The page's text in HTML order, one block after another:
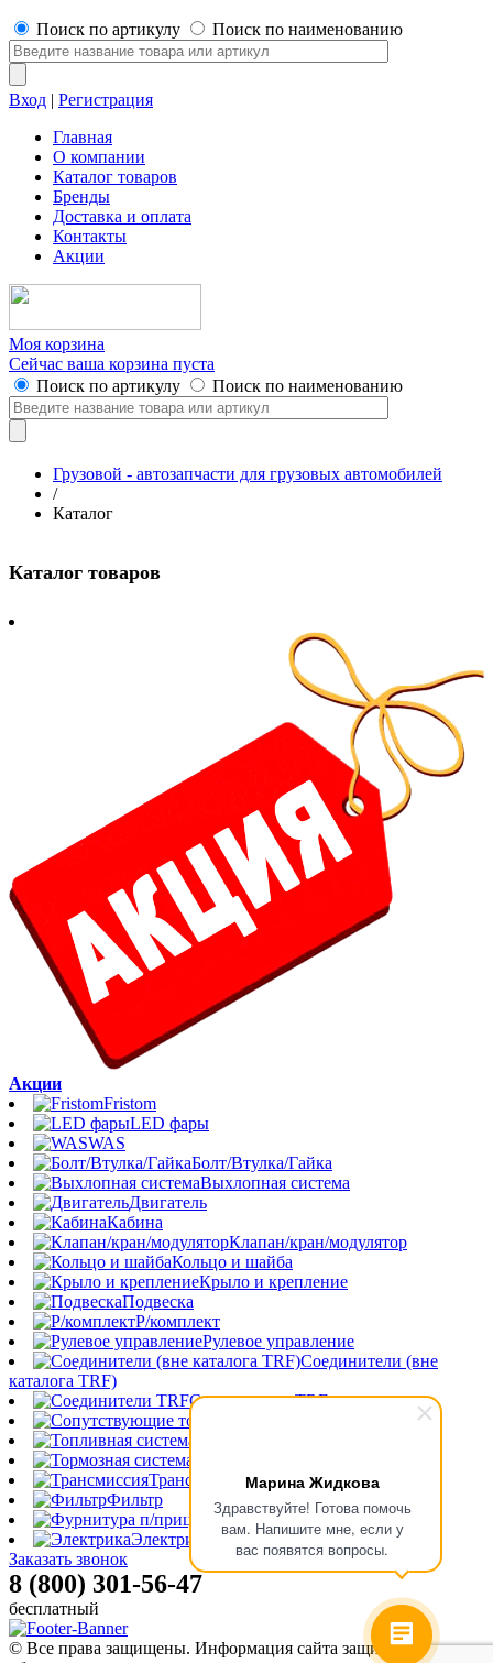
Марина Жидкова
Здравствуйте! Готова помочь
вам. Напишите мне, если у
вас появятся вопросы.
Поиск по артикулу Поиск по наименованию
Вход | Регистрация
Главная
О компании
Каталог товаров
Бренды
Доставка и оплата
Контакты
Акции
Моя корзина
Сейчас ваша корзина пуста
Поиск по артикулу
Поиск по наименованию
Грузовой - автозапчасти для грузовых автомобилей
/
Каталог
Каталог товаров
Акции
Fristom
LED фары
WAS
Болт/Втулка/Гайка
Выхлопная система
Двигатель
Кабина
Клапан/кран/модулятор
Кольцо и шайба
Крыло и крепление
Подвеска
Р/комплект
Рулевое управление
Соединители (вне
каталога TRF)
Соединители TRF
Трансмиссия
Фильтр
Фурнитура п/прицепа
Электрика
Заказать звонок
8 (800) 301-56-47
бесплатный
© Все права защищены. Информация сайта защищена законом